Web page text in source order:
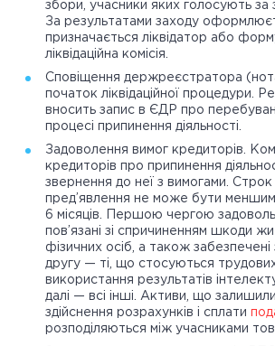
збори, учасники яких голосують за
За результатами заходу
призначається ліквідатор або
ліквідаційна комісія.
Сповіщення держреєстратора
початок ліквідаційної процедури.
вносить запис в ЄДР про
процесі припинення діяльності.
Задоволення вимог кредиторів.
кредиторів про припинення
звернення до неї з вимогами. Строк
пред’явлення не може бути меншим
6 місяців. Першою чергою
пов’язані зі спричиненням шкоди
фізичних осіб, а також
другу — ті, що стосуються трудових
використання результатів
далі — всі інші. Активи, що
здійснення розрахунків і сплати
розподіляються між учасниками